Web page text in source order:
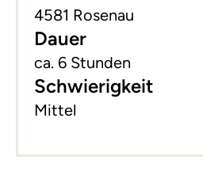
4581 Rosenau
Dauer
ca. 6 Stunden
Schwierigkeit
Mittel